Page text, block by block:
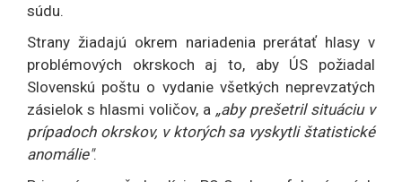
súdu.
Strany žiadajú okrem nariadenia prerátať hlasy v
problémových okrskoch aj to, aby ÚS požiadal
Slovenskú poštu o vydanie všetkých neprevzatých
zásielok s hlasmi voličov, a „aby prešetril situáciu v
prípadoch okrskov, v ktorých sa vyskytli štatistické
anomálie".